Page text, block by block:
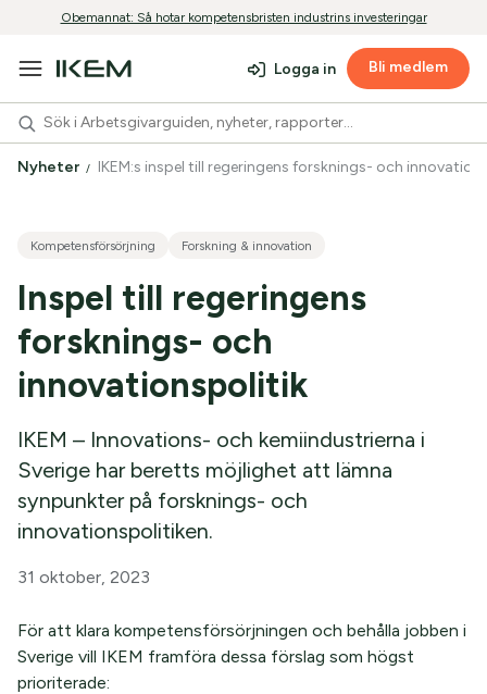
Obemannat: Så hotar kompetensbristen industrins investeringar
Logga in Bli medlem
Nyheter IKEM:s inspel till regeringens forsknings- och
Kompetensförsörjning Forskning & innovation
Inspel till regeringens
forsknings- och
innovationspolitik
IKEM – Innovations- och kemiindustrierna i
Sverige har beretts möjlighet att lämna
synpunkter på forsknings- och
innovationspolitiken.
31 oktober, 2023
För att klara kompetensförsörjningen och behålla jobben i
Sverige vill IKEM framföra dessa förslag som högst
prioriterade: